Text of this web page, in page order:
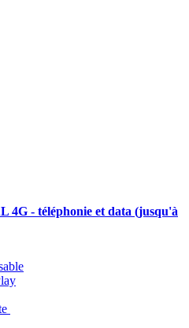
- téléphonie et data (jusqu'à